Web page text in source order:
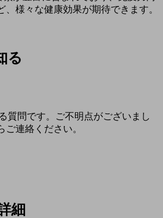
、様々な健康効果が期待できます。
る
質問です。ご不明点がございまし
ご連絡ください。
細